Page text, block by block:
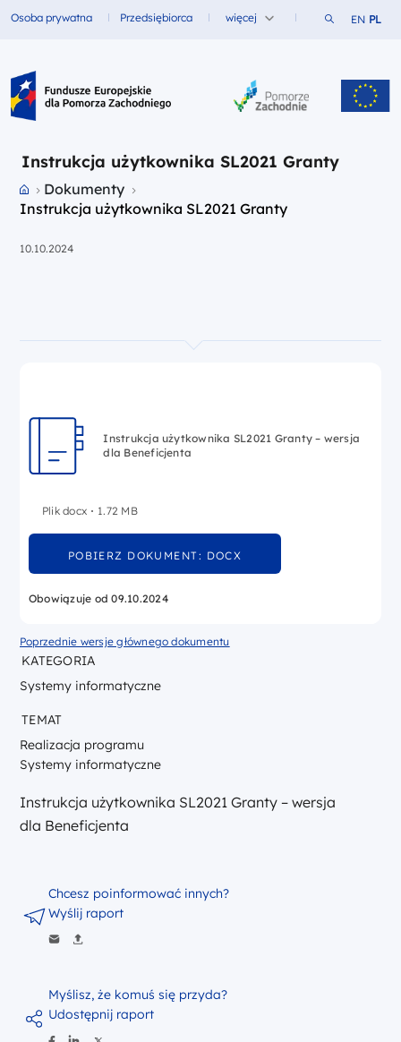
Fundusze dla
Osoba prywatna Fundusze dla
Przedsiębiorca więcej Szukaj w
EN PL
Fundusze Europejskie dla Pomorza Zachodniego
Instrukcja użytkownika SL2021 Granty
Przejdź do strony głównej portalu
Dokumenty
Instrukcja użytkownika SL2021 Granty
10.10.2024
Poprzednie wersje głównego dokumentu
Instrukcja użytkownika SL2021 Granty – wersja
dla Beneficjenta
KATEGORIA
Systemy informatyczne
TEMAT
Realizacja programu
Systemy informatyczne
Instrukcja użytkownika SL2021 Granty – wersja
dla Beneficjenta
Plik docx 1.72 MB
POBIERZ DOKUMENT: DOCX
Obowiązuje od 09.10.2024
Myślisz, że komuś się przyda?
Udostępnij raport
Chcesz poinformować innych?
Wyślij raport